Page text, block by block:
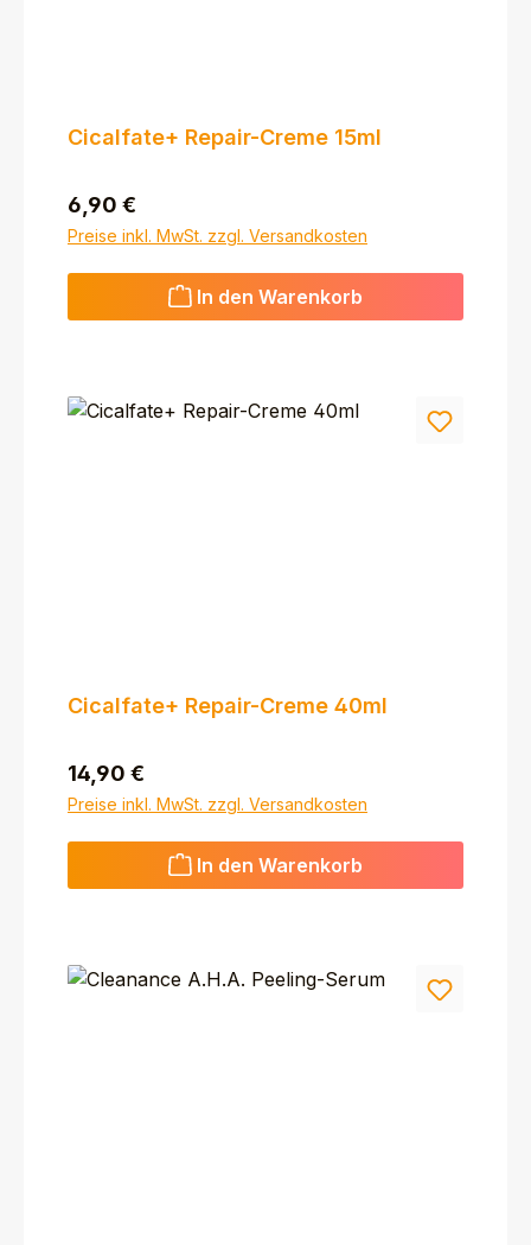
Cicalfate+ Repair-Creme 15ml
Regulärer Preis:
6,90 €
Preise inkl. MwSt. zzgl. Versandkosten
In den Warenkorb
Cicalfate+ Repair-Creme 40ml
Regulärer Preis:
14,90 €
Preise inkl. MwSt. zzgl. Versandkosten
In den Warenkorb